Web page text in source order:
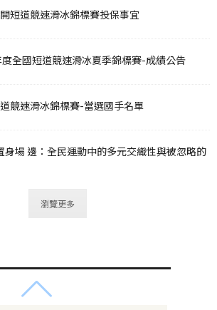
短道競速滑冰錦標賽投保事宜
度全國短道競速滑冰夏季錦標賽-成績公告
競速滑冰錦標賽-當選國手名單
身場 邊：全民運動中的多元交織性與被忽略的
瀏覽更多